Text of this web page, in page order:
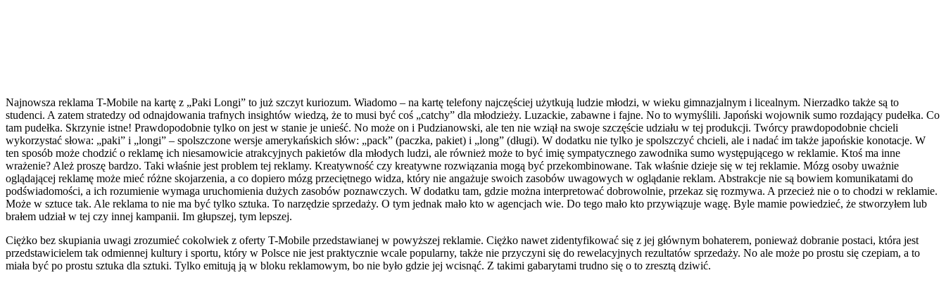
Najnowsza reklama T-Mobile na kartę z „Paki Longi” to już szczyt kuriozum. Wiadomo – na kartę telefony najczęściej użytkują ludzie młodzi, w wieku gimnazjalnym i licealnym. Nierzadko także są to
studenci. A zatem stratedzy od odnajdowania trafnych insightów wiedzą, że to musi być coś „catchy” dla młodzieży. Luzackie, zabawne i fajne. No to wymyślili. Japoński wojownik sumo rozdający pudełka. Co
tam pudełka. Skrzynie istne! Prawdopodobnie tylko on jest w stanie je unieść. No może on i Pudzianowski, ale ten nie wziął na swoje szczęście udziału w tej produkcji. Twórcy prawdopodobnie chcieli
wykorzystać słowa: „paki” i „longi” – spolszczone wersje amerykańskich słów: „pack” (paczka, pakiet) i „long” (długi). W dodatku nie tylko je spolszczyć chcieli, ale i nadać im także japońskie konotacje. W
ten sposób może chodzić o reklamę ich niesamowicie atrakcyjnych pakietów dla młodych ludzi, ale również może to być imię sympatycznego zawodnika sumo występującego w reklamie. Ktoś ma inne
wrażenie? Ależ proszę bardzo. Taki właśnie jest problem tej reklamy. Kreatywność czy kreatywne rozwiązania mogą być przekombinowane. Tak właśnie dzieje się w tej reklamie. Mózg osoby uważnie
oglądającej reklamę może mieć różne skojarzenia, a co dopiero mózg przeciętnego widza, który nie angażuje swoich zasobów uwagowych w oglądanie reklam. Abstrakcje nie są bowiem komunikatami do
podświadomości, a ich rozumienie wymaga uruchomienia dużych zasobów poznawczych. W dodatku tam, gdzie można interpretować dobrowolnie, przekaz się rozmywa. A przecież nie o to chodzi w reklamie.
Może w sztuce tak. Ale reklama to nie ma być tylko sztuka. To narzędzie sprzedaży. O tym jednak mało kto w agencjach wie. Do tego mało kto przywiązuje wagę. Byle mamie powiedzieć, że stworzyłem lub
brałem udział w tej czy innej kampanii. Im głupszej, tym lepszej.
Ciężko bez skupiania uwagi zrozumieć cokolwiek z oferty T-Mobile przedstawianej w powyższej reklamie. Ciężko nawet zidentyfikować się z jej głównym bohaterem, ponieważ dobranie postaci, która jest
przedstawicielem tak odmiennej kultury i sportu, który w Polsce nie jest praktycznie wcale popularny, także nie przyczyni się do rewelacyjnych rezultatów sprzedaży. No ale może po prostu się czepiam, a to
miała być po prostu sztuka dla sztuki. Tylko emitują ją w bloku reklamowym, bo nie było gdzie jej wcisnąć. Z takimi gabarytami trudno się o to zresztą dziwić.